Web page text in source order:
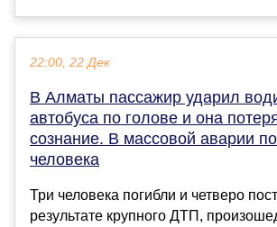
22:00, 22 Дек
В Алматы пассажир ударил
автобуса по голове и она
сознание. В массовой аварии
человека
Три человека погибли и четверо
результате крупного ДТП,